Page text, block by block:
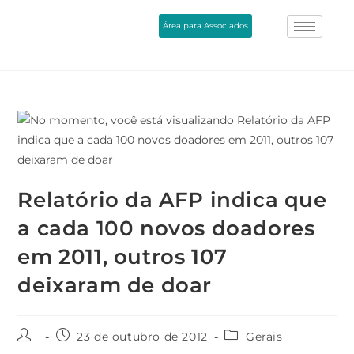
Área para Associados
Relatório da AFP indica que
a cada 100 novos doadores
em 2011, outros 107
deixaram de doar
23 de outubro de 2012 Gerais